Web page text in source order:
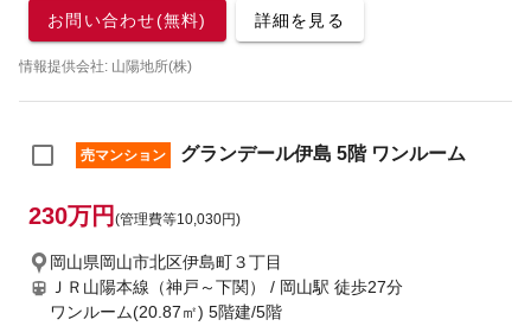
お問い合わせ(無料) 詳細を見る
情報提供会社: 山陽地所(株)
売マンション グランデール伊島 5階 ワンルーム
230万円 (管理費等10,030円)
岡山県岡山市北区伊島町３丁目
ＪＲ山陽本線（神戸～下関） / 岡山駅 徒歩27分
ワンルーム(20.87㎡) 5階建/5階